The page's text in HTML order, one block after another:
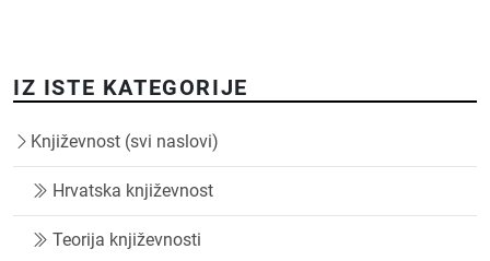
IZ ISTE KATEGORIJE
Književnost (svi naslovi)
Hrvatska književnost
Teorija književnosti